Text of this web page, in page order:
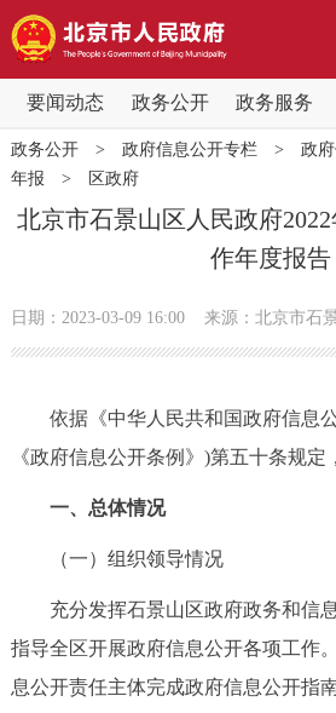
要闻动态 政务公开 政务服务
要闻动态
党中央精神 国务院信息
北京要闻 会议信息
市领导 机构职能
政策兑现
决策公开
个人服务 法人服务
政务公开> 政府信息公开专栏> 政
年报 > 区政府
北京市石景山区人民政府
作年度报告
日期：2023-03-09 16:00 来源：北京市石
依据《中华人民共和国政府信息
《政府信息公开条例》)第五十条规定
一、总体情况
（一）组织领导情况
充分发挥石景山区政府政务和信息
指导全区开展政府信息公开各项工作
息公开责任主体完成政府信息公开指